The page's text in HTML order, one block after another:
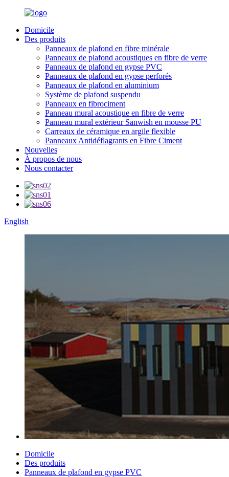
Domicile
Des produits
Panneaux de plafond en fibre minérale
Panneaux de plafond acoustiques en fibre de verre
Panneaux de plafond en gypse PVC
Panneaux de plafond en gypse perforés
Panneaux de plafond en aluminium
Système de plafond suspendu
Panneaux en fibrociment
Panneau mural acoustique en fibre de verre
Panneau mural extérieur Sanwish en mousse PU
Carreaux de céramique en argile flexible
Panneaux Antidéflagrants en Fibre Ciment
Nouvelles
À propos de nous
Nous contacter
English
Domicile
Des produits
Panneaux de plafond en gypse PVC